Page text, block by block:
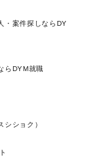
・案件探しならDY
らDYM就職
ショク）